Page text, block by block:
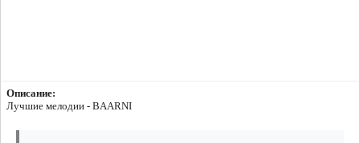
Описание:
Лучшие мелодии - BAARNI